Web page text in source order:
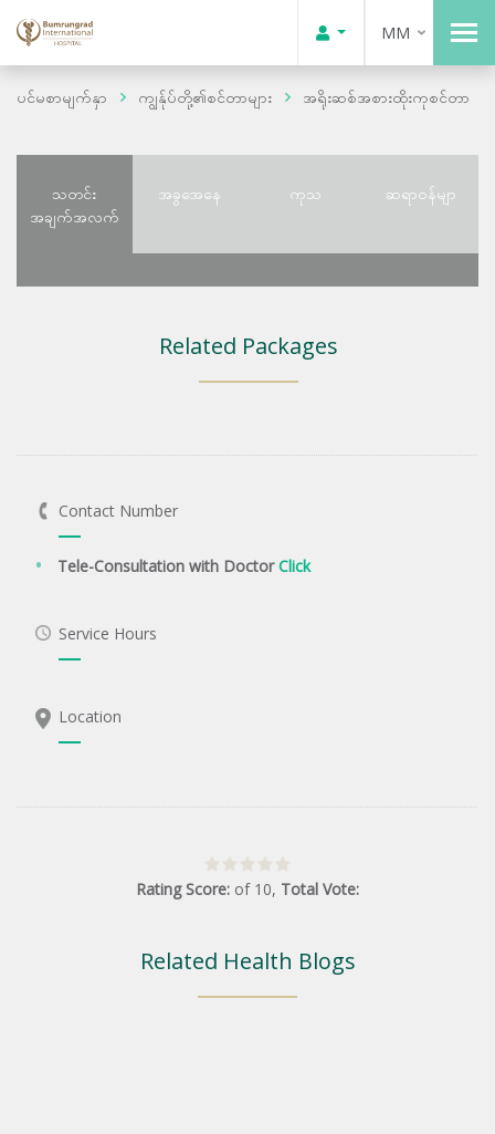
MM
ပင်မစာမျက်နှာ ကျွန်ုပ်တို့၏စင်တာများ အရိုးဆစ်အစားထိုးကုစင်တာ
သတင်း
အချက်အလက်
အခွအေနေ ကုသ ဆရာဝန်မျာ
Related Packages
Contact Number
Tele-Consultation with DoctorClick
Service Hours
Location
Rating Score: of 10, Total Vote:
Related Health Blogs